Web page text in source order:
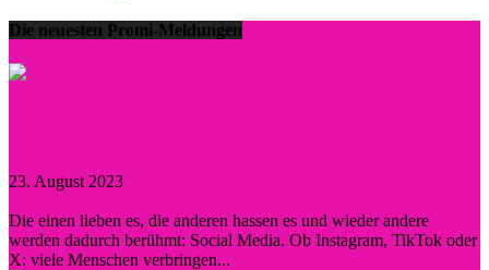
Die neuesten Promi-Meldungen
23. August 2023
Die einen lieben es, die anderen hassen es und wieder andere
werden dadurch berühmt: Social Media. Ob Instagram, TikTok oder
X: viele Menschen verbringen...